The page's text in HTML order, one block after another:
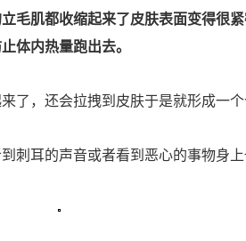
毛肌都收缩起来了皮肤表面变得很
体内热量跑出去。
了，还会拉拽到皮肤于是就形成一个
刺耳的声音或者看到恶心的事物身上